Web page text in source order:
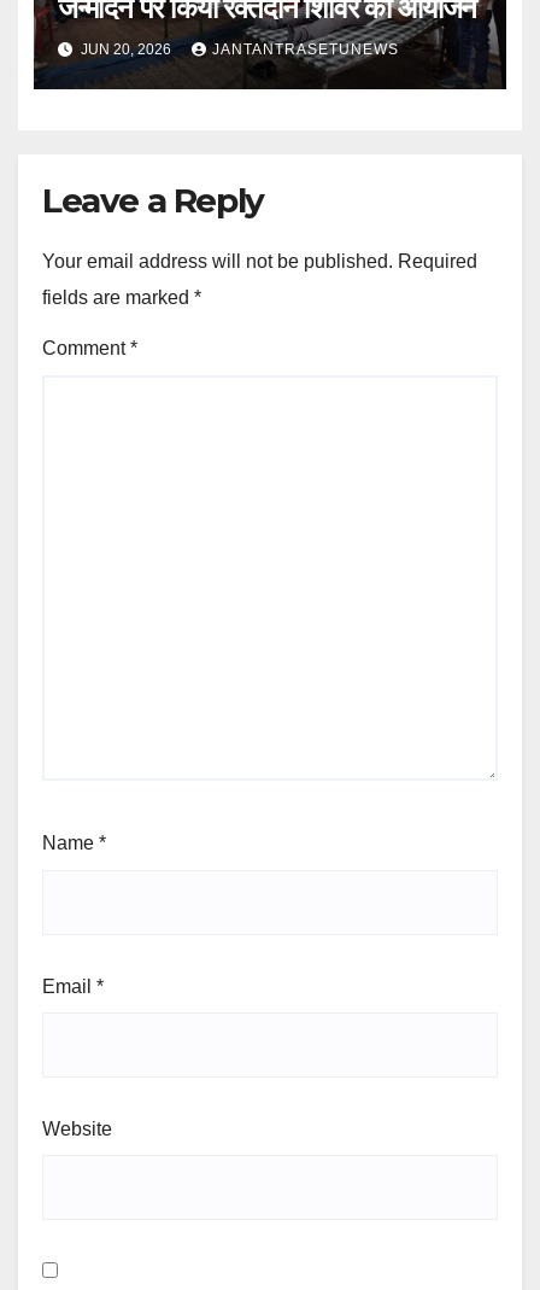
जन्मदिन पर किया रक्तदान शिविर का आयोजन
JUN 20, 2026 JANTANTRASETUNEWS
Leave a Reply
Your email address will not be published. Required
fields are marked *
Comment*
Name *
Email *
Website